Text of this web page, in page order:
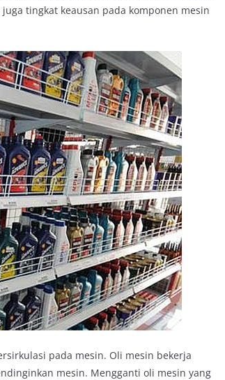
tingkat keausan pada komponen mesin
pada mesin. Oli mesin bekerja
mesin. Mengganti oli mesin yang